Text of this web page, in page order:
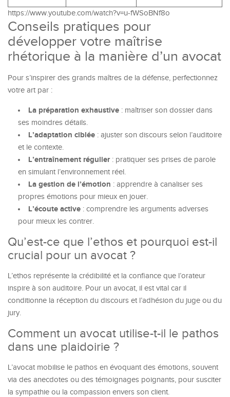
https://www.youtube.com/watch?v=u-fWSoBNf8o
Conseils pratiques pour
développer votre maîtrise
rhétorique à la manière d’un avocat
Pour s’inspirer des grands maîtres de la défense, perfectionnez
votre art par :
La préparation exhaustive : maîtriser son dossier dans
ses moindres détails.
L’adaptation ciblée : ajuster son discours selon l’auditoire
et le contexte.
L’entraînement régulier: pratiquer ses prises de parole
en simulant l’environnement réel.
La gestion de l’émotion : apprendre à canaliser ses
propres émotions pour mieux en jouer.
L’écoute active : comprendre les arguments adverses
pour mieux les contrer.
Qu’est-ce que l’ethos et pourquoi est-il
crucial pour un avocat ?
L’ethos représente la crédibilité et la confiance que l’orateur
inspire à son auditoire. Pour un avocat, il est vital car il
conditionne la réception du discours et l’adhésion du juge ou du
jury.
Comment un avocat utilise-t-il le pathos
dans une plaidoirie ?
L’avocat mobilise le pathos en évoquant des émotions, souvent
via des anecdotes ou des témoignages poignants, pour susciter
la sympathie ou la compassion envers son client.